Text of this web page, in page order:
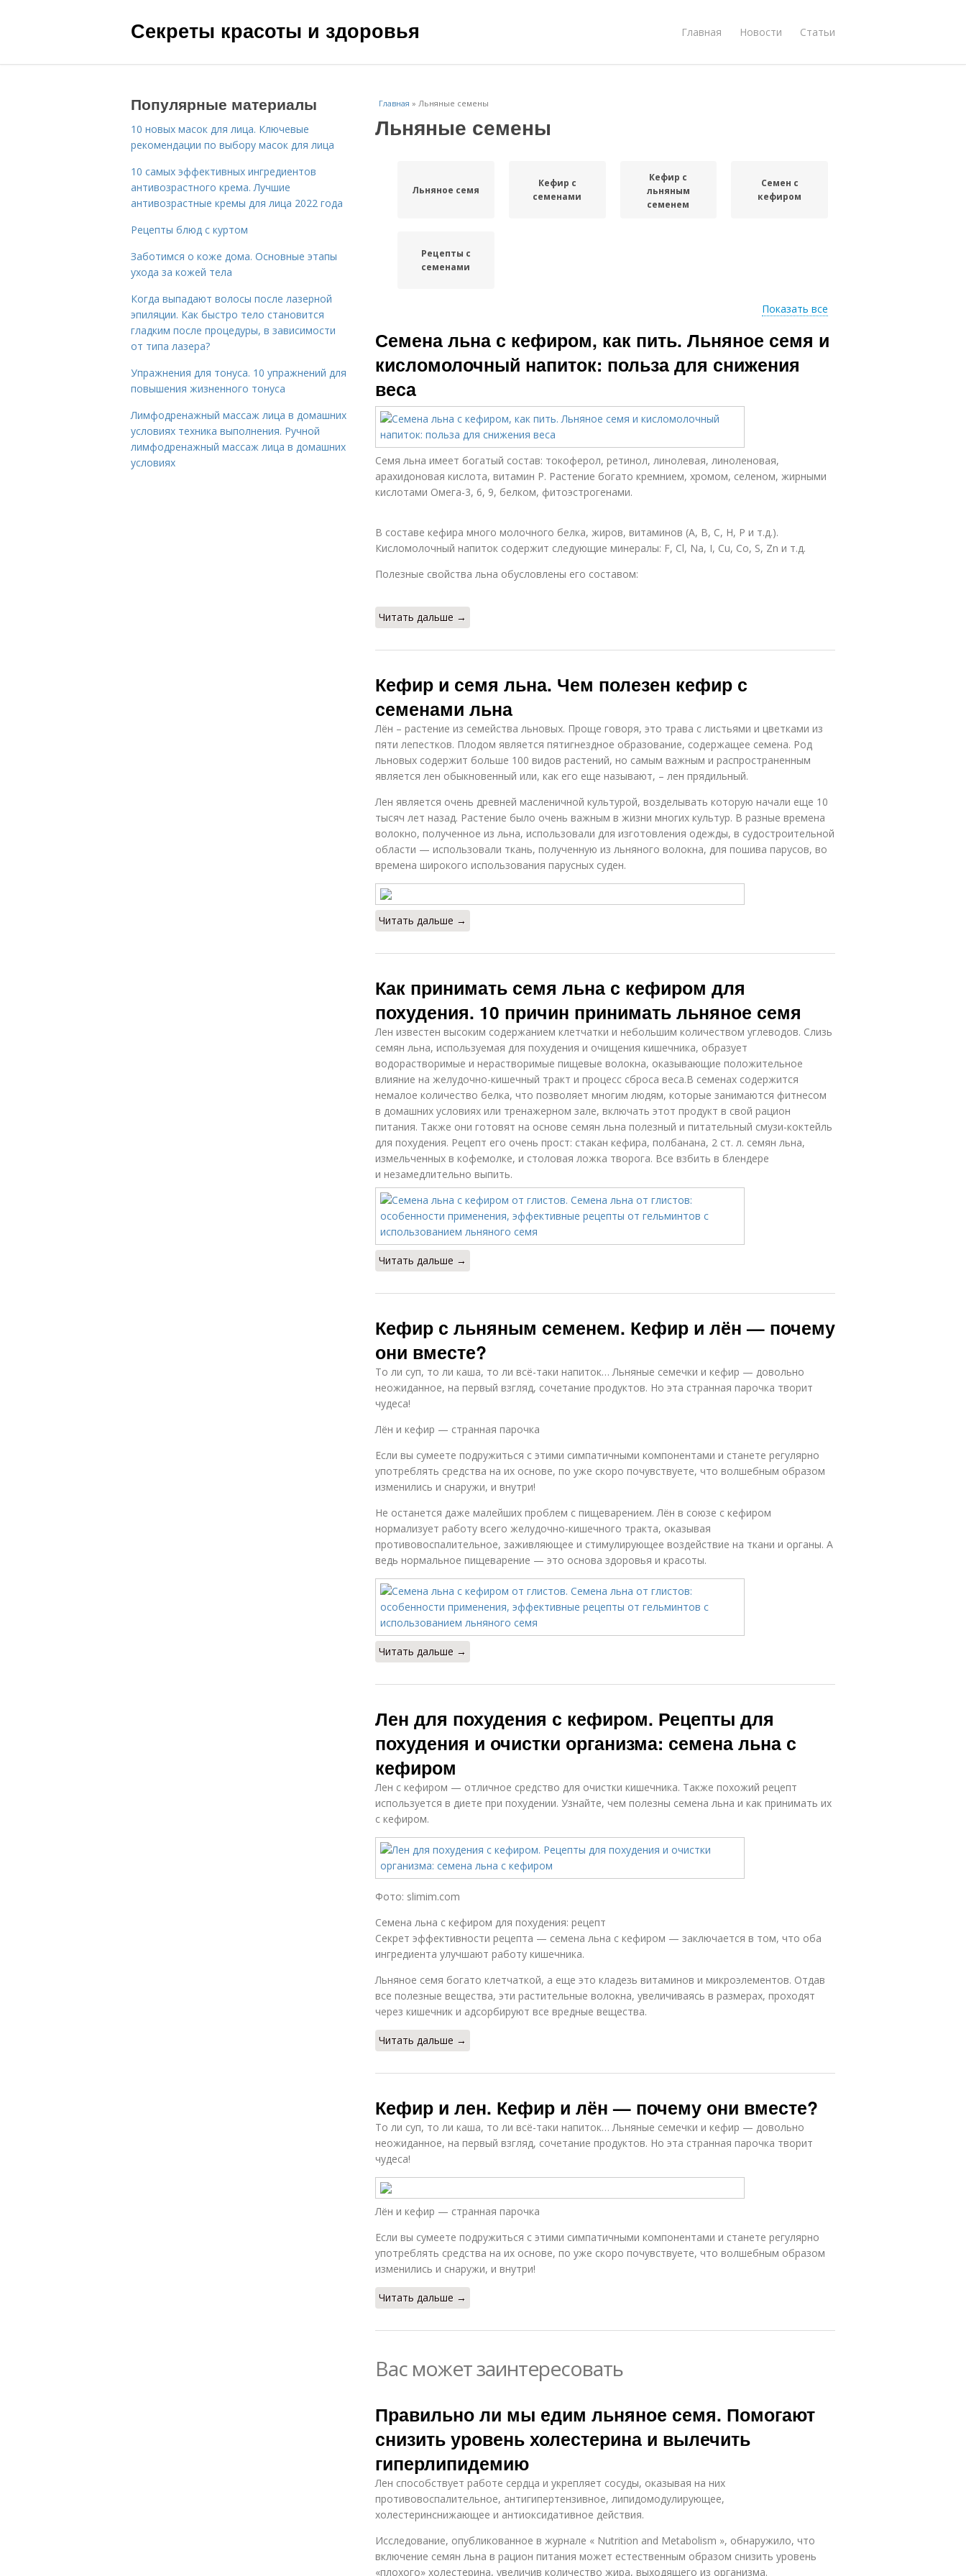
Секреты красоты и здоровья Главная Новости Статьи
Главная » Льняные семены
Льняные семены
Льняное семя
Кефир с
семенами
Кефир с
льняным
семенем
Семен с
кефиром
Рецепты с
семенами
Показать все
Семена льна с кефиром, как пить. Льняное семя и
кисломолочный напиток: польза для снижения
веса
Семя льна имеет богатый состав: токоферол, ретинол, линолевая, линоленовая,
арахидоновая кислота, витамин Р. Растение богато кремнием, хромом, селеном, жирными
кислотами Омега-3, 6, 9, белком, фитоэстрогенами.
В составе кефира много молочного белка, жиров, витаминов (А, В, С, Н, Р и т.д.).
Кисломолочный напиток содержит следующие минералы: F, Cl, Na, I, Cu, Co, S, Zn и т.д.
Полезные свойства льна обусловлены его составом:
Читать дальше →
Кефир и семя льна. Чем полезен кефир с
семенами льна
Лён – растение из семейства льновых. Проще говоря, это трава с листьями и цветками из
пяти лепестков. Плодом является пятигнездное образование, содержащее семена. Род
льновых содержит больше 100 видов растений, но самым важным и распространенным
является лен обыкновенный или, как его еще называют, – лен прядильный.
Лен является очень древней масленичной культурой, возделывать которую начали еще 10
тысяч лет назад. Растение было очень важным в жизни многих культур. В разные времена
волокно, полученное из льна, использовали для изготовления одежды, в судостроительной
области — использовали ткань, полученную из льняного волокна, для пошива парусов, во
времена широкого использования парусных суден.
Читать дальше →
Как принимать семя льна с кефиром для
похудения. 10 причин принимать льняное семя
Лен известен высоким содержанием клетчатки и небольшим количеством углеводов. Слизь
семян льна, используемая для похудения и очищения кишечника, образует
водорастворимые и нерастворимые пищевые волокна, оказывающие положительное
влияние на желудочно-кишечный тракт и процесс сброса веса.В семенах содержится
немалое количество белка, что позволяет многим людям, которые занимаются фитнесом
в домашних условиях или тренажерном зале, включать этот продукт в свой рацион
питания. Также они готовят на основе семян льна полезный и питательный смузи-коктейль
для похудения. Рецепт его очень прост: стакан кефира, полбанана, 2 ст. л. семян льна,
измельченных в кофемолке, и столовая ложка творога. Все взбить в блендере
и незамедлительно выпить.
Читать дальше →
Кефир с льняным семенем. Кефир и лён — почему
они вместе?
То ли суп, то ли каша, то ли всё-таки напиток… Льняные семечки и кефир — довольно
неожиданное, на первый взгляд, сочетание продуктов. Но эта странная парочка творит
чудеса!
Лён и кефир — странная парочка
Если вы сумеете подружиться с этими симпатичными компонентами и станете регулярно
употреблять средства на их основе, по уже скоро почувствуете, что волшебным образом
изменились и снаружи, и внутри!
Не останется даже малейших проблем с пищеварением. Лён в союзе с кефиром
нормализует работу всего желудочно-кишечного тракта, оказывая
противовоспалительное, заживляющее и стимулирующее воздействие на ткани и органы. А
ведь нормальное пищеварение — это основа здоровья и красоты.
Читать дальше →
Лен для похудения с кефиром. Рецепты для
похудения и очистки организма: семена льна с
кефиром
Лен с кефиром — отличное средство для очистки кишечника. Также похожий рецепт
используется в диете при похудении. Узнайте, чем полезны семена льна и как принимать их
с кефиром.
Фото: slimim.com
Семена льна с кефиром для похудения: рецепт
Секрет эффективности рецепта — семена льна с кефиром — заключается в том, что оба
ингредиента улучшают работу кишечника.
Льняное семя богато клетчаткой, а еще это кладезь витаминов и микроэлементов. Отдав
все полезные вещества, эти растительные волокна, увеличиваясь в размерах, проходят
через кишечник и адсорбируют все вредные вещества.
Читать дальше →
Кефир и лен. Кефир и лён — почему они вместе?
То ли суп, то ли каша, то ли всё-таки напиток… Льняные семечки и кефир — довольно
неожиданное, на первый взгляд, сочетание продуктов. Но эта странная парочка творит
чудеса!
Лён и кефир — странная парочка
Если вы сумеете подружиться с этими симпатичными компонентами и станете регулярно
употреблять средства на их основе, по уже скоро почувствуете, что волшебным образом
изменились и снаружи, и внутри!
Читать дальше →
Вас может заинтересовать
Правильно ли мы едим льняное семя. Помогают
снизить уровень холестерина и вылечить
гиперлипидемию
Лен способствует работе сердца и укрепляет сосуды, оказывая на них
противовоспалительное, антигипертензивное, липидомодулирующее,
холестеринснижающее и антиоксидативное действия.
Исследование, опубликованное в журнале « Nutrition and Metabolism », обнаружило, что
включение семян льна в рацион питания может естественным образом снизить уровень
«плохого» холестерина, увеличив количество жира, выходящего из организма.
Популярные материалы
10 новых масок для лица. Ключевые
рекомендации по выбору масок для лица
10 самых эффективных ингредиентов
антивозрастного крема. Лучшие
антивозрастные кремы для лица 2022 года
Рецепты блюд с куртом
Заботимся о коже дома. Основные этапы
ухода за кожей тела
Когда выпадают волосы после лазерной
эпиляции. Как быстро тело становится
гладким после процедуры, в зависимости
от типа лазера?
Упражнения для тонуса. 10 упражнений для
повышения жизненного тонуса
Лимфодренажный массаж лица в домашних
условиях техника выполнения. Ручной
лимфодренажный массаж лица в домашних
условиях